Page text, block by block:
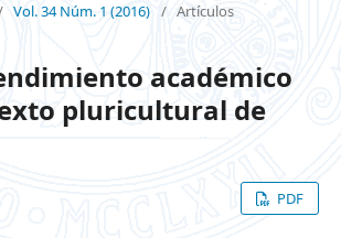
Vol. 34 Núm. 1 (2016) / Artículos
académico
pluricultural de
PDF